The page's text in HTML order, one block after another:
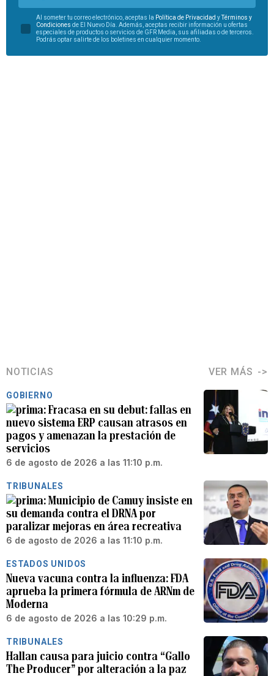
Al someter tu correo electrónico, aceptas la Política de Privacidad yTérminos y
Condiciones de El Nuevo Día. Además, aceptas recibir información u ofertas
especiales de productos o servicios de GFR Media, sus afiliadas o de terceros.
Podrás optar salirte de los boletines en cualquier momento.
NOTICIAS VER MÁS
GOBIERNO
Fracasa en su debut: fallas en
nuevo sistema ERP causan atrasos en
pagos y amenazan la prestación de
servicios
6 de agosto de 2026 a las 11:10 p.m.
TRIBUNALES
Municipio de Camuy insiste en
su demanda contra el DRNA por
paralizar mejoras en área recreativa
6 de agosto de 2026 a las 11:10 p.m.
ESTADOS UNIDOS
Nueva vacuna contra la influenza: FDA
aprueba la primera fórmula de ARNm de
Moderna
6 de agosto de 2026 a las 10:29 p.m.
TRIBUNALES
Hallan causa para juicio contra “Gallo
The Producer” por alteración a la paz